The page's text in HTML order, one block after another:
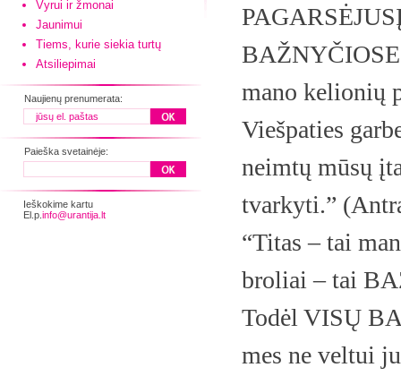
Vyrui ir žmonai
Jaunimui
Tiems, kurie siekia turtų
Atsiliepimai
Naujienų prenumerata:
Paieška svetainėje:
Ieškokime kartu
El.p. info@urantija.lt
mano kelionių
Viešpaties
neimtų mūsų
tvarkyti.”
“Titas – tai
broliai – tai
Todėl VISŲ
mes ne veltui